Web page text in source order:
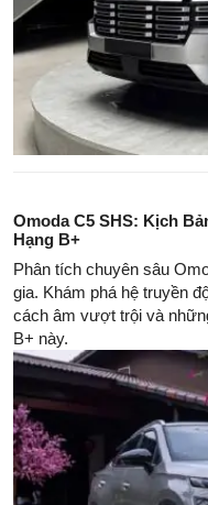
Omoda C5 SHS: Kịch
Hạng B+
Phân tích chuyên sâu
gia. Khám phá hệ truyền
cách âm vượt trội và
B+ này.